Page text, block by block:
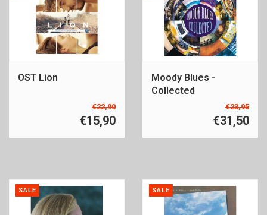
OST Lion
€22,90
€15,90
Moody Blues -
Collected
€23,95
€31,50
SALE SALE